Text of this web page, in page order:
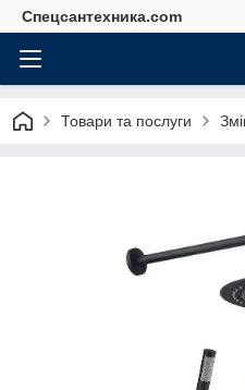
Спецсантехника.com
Товари та послуги